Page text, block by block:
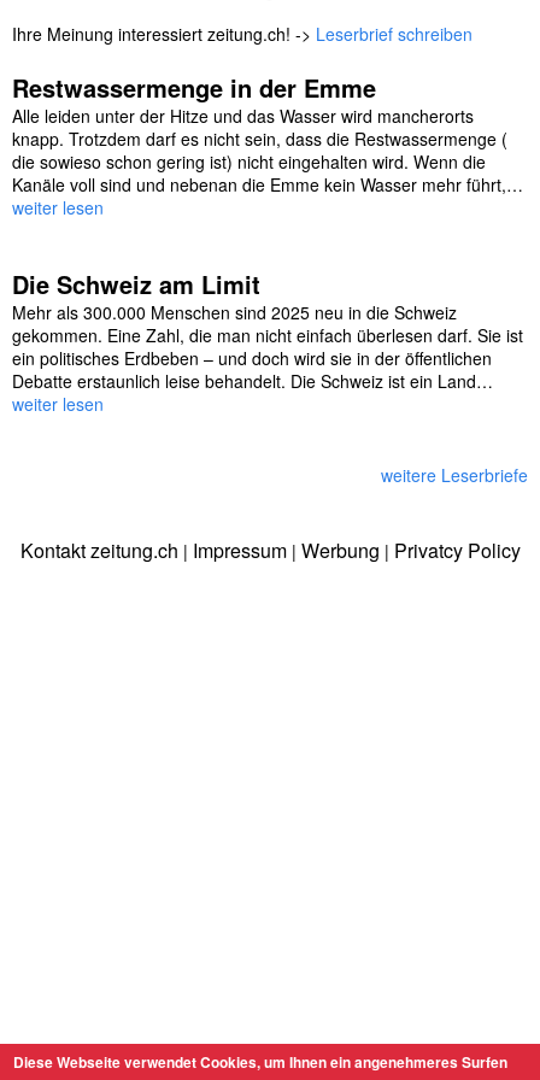
Ihre Meinung interessiert zeitung.ch! -> Leserbrief schreiben
Restwassermenge in der Emme
Alle leiden unter der Hitze und das Wasser wird mancherorts
knapp. Trotzdem darf es nicht sein, dass die Restwassermenge (
die sowieso schon gering ist) nicht eingehalten wird. Wenn die
Kanäle voll sind und nebenan die Emme kein Wasser mehr führt,…
weiter lesen
Die Schweiz am Limit
Mehr als 300.000 Menschen sind 2025 neu in die Schweiz
gekommen. Eine Zahl, die man nicht einfach überlesen darf. Sie ist
ein politisches Erdbeben – und doch wird sie in der öffentlichen
Debatte erstaunlich leise behandelt. Die Schweiz ist ein Land…
weiter lesen
weitere Leserbriefe
Kontakt zeitung.ch | Impressum| Werbung | Privatcy Policy
Diese Webseite verwendet Cookies, um Ihnen ein angenehmeres Surfen